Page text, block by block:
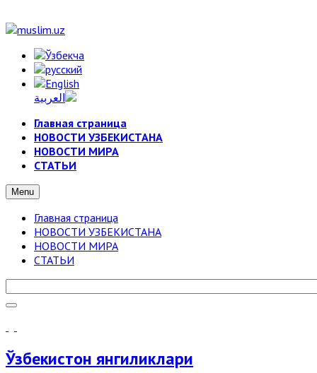
Главная страница
НОВОСТИ УЗБЕКИСТАНА
НОВОСТИ МИРА
СТАТЬИ
Menu
Главная страница
НОВОСТИ УЗБЕКИСТАНА
НОВОСТИ МИРА
СТАТЬИ
Ўзбекистон янгиликлари